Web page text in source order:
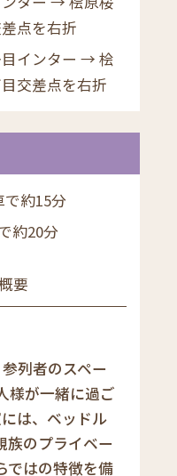
点を右折
インター → 桧
交差点を右折
約15分
約20分
要
列者のスペー
様が一緒に過ご
は、ベッドル
族のプライベー
ではの特徴を備